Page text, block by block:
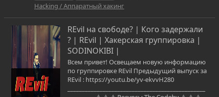
Hacking / Аппаратный хакинг
REvil на свободе? | Кого задержали
? | REvil | Хакерская группировка |
SODINOKIBI |
Всем привет! Освещаем новую информацию
по группировке REvil Предыдущий выпуск за
REvil : https://youtu.be/yv-ekvvH280